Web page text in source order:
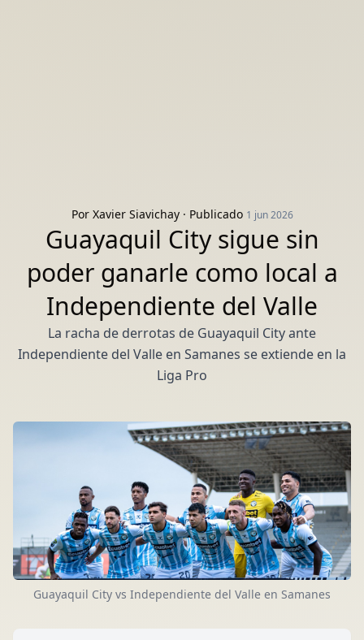
Por Xavier Siavichay· Publicado 1 jun 2026
Guayaquil City sigue sin
poder ganarle como local a
Independiente del Valle
La racha de derrotas de Guayaquil City ante
Independiente del Valle en Samanes se extiende en la
Liga Pro
Guayaquil City vs Independiente del Valle en Samanes